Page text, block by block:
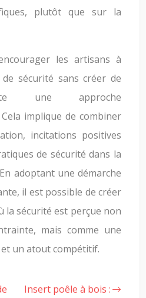
plutôt que sur la
les artisans à
sécurité sans créer de
une approche
implique de combiner
incitations positives
de sécurité dans la
adoptant une démarche
il est possible de créer
la sécurité est perçue non
mais comme une
un atout compétitif.
Insert poêle à bois :